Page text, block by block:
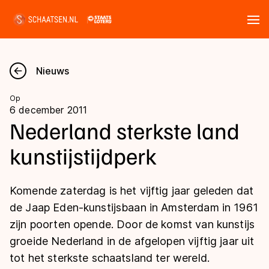
Nieuws
Kalender
Disciplines
Langebaan
Shorttrack
Inlineskaten
Uitslagen
Langebaan
Shorttrack
Marathon
Tijden & historie
Ranglijsten Langebaan
Nieuws
Op
6 december 2011
Nederland sterkste land
kunstijstijdperk
Komende zaterdag is het vijftig jaar geleden dat
de Jaap Eden-kunstijsbaan in Amsterdam in 1961
zijn poorten opende. Door de komst van kunstijs
groeide Nederland in de afgelopen vijftig jaar uit
tot het sterkste schaatsland ter wereld.